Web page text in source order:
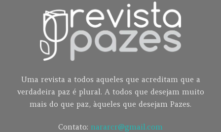
Uma revista a todos aqueles que acreditam que a
verdadeira paz é plural. A todos que desejam muito
mais do que paz, àqueles que desejam Pazes.
Contato: nararcr@gmail.com